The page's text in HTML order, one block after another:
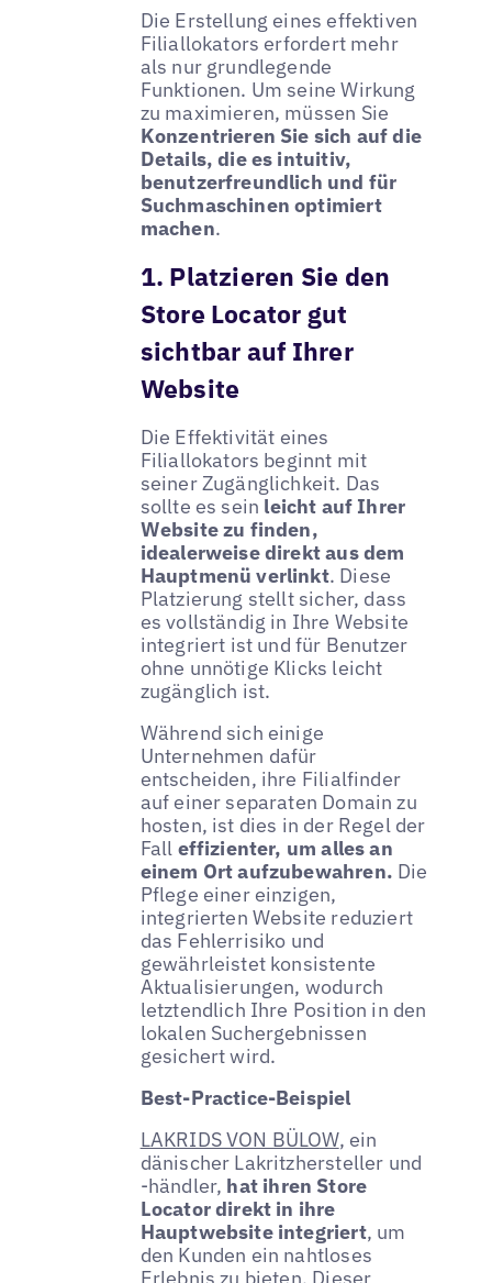
Die Erstellung eines effektiven
Filiallokators erfordert mehr
als nur grundlegende
Funktionen. Um seine Wirkung
zu maximieren, müssen Sie
Konzentrieren Sie sich auf die
Details, die es intuitiv,
benutzerfreundlich und für
Suchmaschinen optimiert
machen.
1. Platzieren Sie den
Store Locator gut
sichtbar auf Ihrer
Website
Die Effektivität eines
Filiallokators beginnt mit
seiner Zugänglichkeit. Das
sollte es sein leicht auf Ihrer
Website zu finden,
idealerweise direkt aus dem
Hauptmenü verlinkt. Diese
Platzierung stellt sicher, dass
es vollständig in Ihre Website
integriert ist und für Benutzer
ohne unnötige Klicks leicht
zugänglich ist.
Während sich einige
Unternehmen dafür
entscheiden, ihre Filialfinder
auf einer separaten Domain zu
hosten, ist dies in der Regel der
Fall effizienter, um alles an
einem Ort aufzubewahren. Die
Pflege einer einzigen,
integrierten Website reduziert
das Fehlerrisiko und
gewährleistet konsistente
Aktualisierungen, wodurch
letztendlich Ihre Position in den
lokalen Suchergebnissen
gesichert wird.
Best-Practice-Beispiel
LAKRIDS VON BÜLOW, ein
dänischer Lakritzhersteller und
-händler, hat ihren Store
Locator direkt in ihre
Hauptwebsite integriert, um
den Kunden ein nahtloses